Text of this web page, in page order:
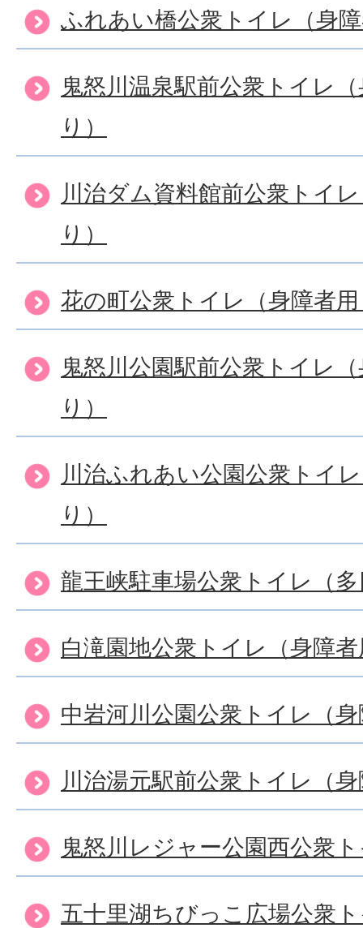
ふれあい橋公衆トイレ（身
鬼怒川温泉駅前公衆トイレ
り）
川治ダム資料館前公衆トイ
り）
花の町公衆トイレ（身障者
鬼怒川公園駅前公衆トイレ
り）
川治ふれあい公園公衆トイ
り）
龍王峡駐車場公衆トイレ（
白滝園地公衆トイレ（身障
中岩河川公園公衆トイレ（
川治湯元駅前公衆トイレ（
鬼怒川レジャー公園西公衆
五十里湖ちびっこ広場公衆